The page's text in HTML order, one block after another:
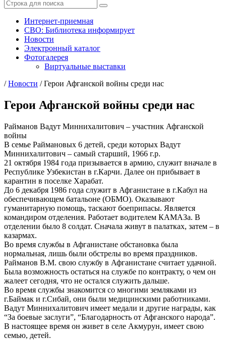
Интернет-приемная
СВО: Библиотека информирует
Новости
Электронный каталог
Фотогалерея
Виртуальные выставки
/Новости /Герои Афганской войны среди нас
Герои Афганской войны среди нас
Райманов Вадут Миннихалитович – участник Афганской
войны
В семье Раймановых 6 детей, среди которых Вадут
Миннихалитович – самый старший, 1966 г.р.
21 октября 1984 года призывается в армию, служит вначале в
Республике Узбекистан в г.Карчи. Далее он прибывает в
карантин в поселке Харабат.
До 6 декабря 1986 года служит в Афганистане в г.Кабул на
обеспечивающем батальоне (ОБМО). Оказывают
гуманитарную помощь, таскают боеприпасы. Является
командиром отделения. Работает водителем КАМАЗа. В
отделении было 8 солдат. Сначала живут в палатках, затем – в
казармах.
Во время службы в Афганистане обстановка была
нормальная, лишь были обстрелы во время праздников.
Райманов В.М. свою службу в Афганистане считает удачной.
Была возможность остаться на службе по контракту, о чем он
жалеет сегодня, что не остался служить дальше.
Во время службы знакомится со многими земляками из
г.Баймак и г.Сибай, они были медицинскими работниками.
Вадут Миннихалитович имеет медали и другие награды, как
“За боевые заслуги”, “Благодарность от Афганского народа”.
В настоящее время он живет в селе Акмурун, имеет свою
семью, детей.